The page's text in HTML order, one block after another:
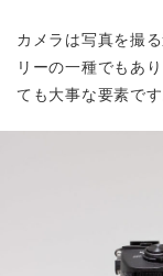
カメラは写真を撮
リーの一種でもあ
ても大事な要素です